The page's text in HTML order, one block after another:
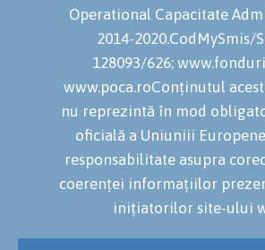
Operational Capacitate
2014-2020.CodMySmis/
128093/626;
www.poca.roConținutul
nu reprezintă în mod
oficială a Uniuniii
responsabilitate asupra
coerenței informațiilor
inițiatorilor site-ului